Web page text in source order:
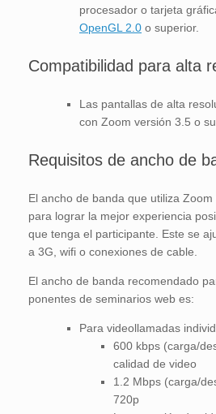
procesador o tarjeta
OpenGL 2.0 o superior.
Compatibilidad para alta
Las pantallas de alta
con Zoom versión 3.5 o
Requisitos de ancho de
El ancho de banda que utiliza
para lograr la mejor experiencia
que tenga el participante. Este se
a 3G, wifi o conexiones de cable.
El ancho de banda recomendado
ponentes de seminarios web es:
Para videollamadas
600 kbps (carga/
calidad de video
1.2 Mbps (carga/
720p